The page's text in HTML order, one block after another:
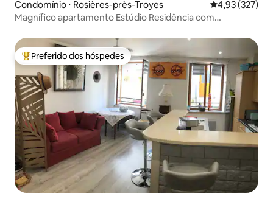
Condomínio ⋅ Rosières-près-Troyes 4,93 de uma
4,93 (327)
Magnífico apartamento Estúdio Residência com
Entre os melhores preferidos dos hóspedes
Preferido dos hóspedes